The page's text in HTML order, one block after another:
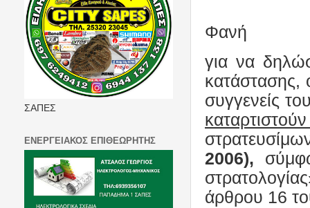
Φανή
για να
κατάστασης,
συγγενείς
2006),
άρθρου 16
ΣΑΠΕΣ
ΕΝΕΡΓΕΙΑΚΟΣ ΕΠΙΘΕΩΡΗΤΗΣ